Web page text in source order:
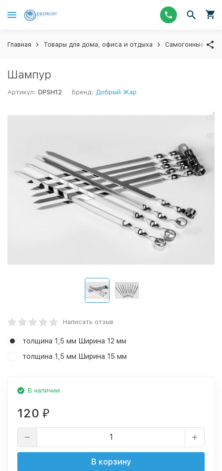
Главная Товары для дома, офиса и отдыха Самогонные
Шампур
Артикул: DPSH12 Бренд: Добрый Жар
Написать отзыв
толщина 1,5 мм Ширина 12 мм
толщина 1,5 мм Ширина 15 мм
В наличии
120 ₽
В корзину